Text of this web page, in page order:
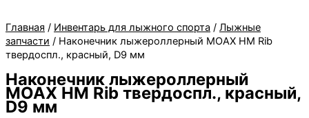
Главная / Инвентарь для лыжного спорта / Лыжные
запчасти / Наконечник лыжероллерный MOAX HM Rib
твердоспл., красный, D9 мм
Наконечник лыжероллерный
MOAX HM Rib твердоспл., красный,
D9 мм